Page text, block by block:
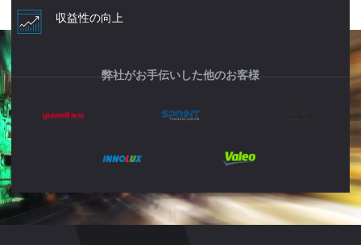
収益性の向上
弊社がお手伝いした他のお客様